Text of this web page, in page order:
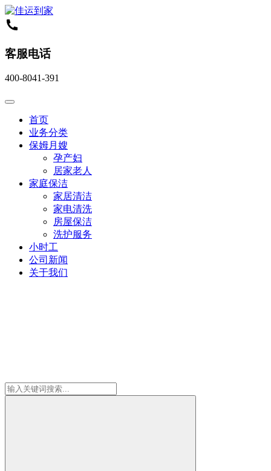
客服电话
400-8041-391
首页
业务分类
保姆月嫂
孕产妇
居家老人
家庭保洁
家居清洁
家电清洗
房屋保洁
洗护服务
小时工
公司新闻
关于我们